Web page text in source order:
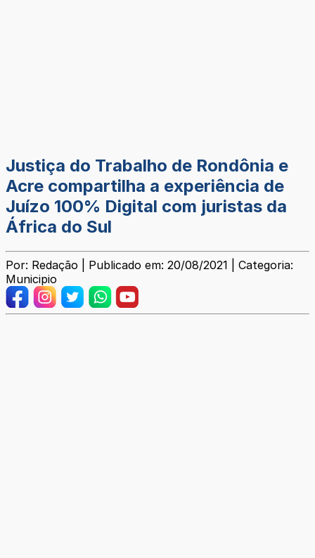
Justiça do Trabalho de Rondônia e
Acre compartilha a experiência de
Juízo 100% Digital com juristas da
África do Sul
Por: Redação | Publicado em: 20/08/2021 | Categoria:
Municipio